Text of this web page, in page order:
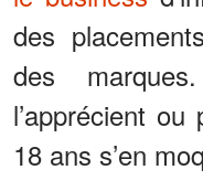
des
des
l’apprécient
18 ans s’en